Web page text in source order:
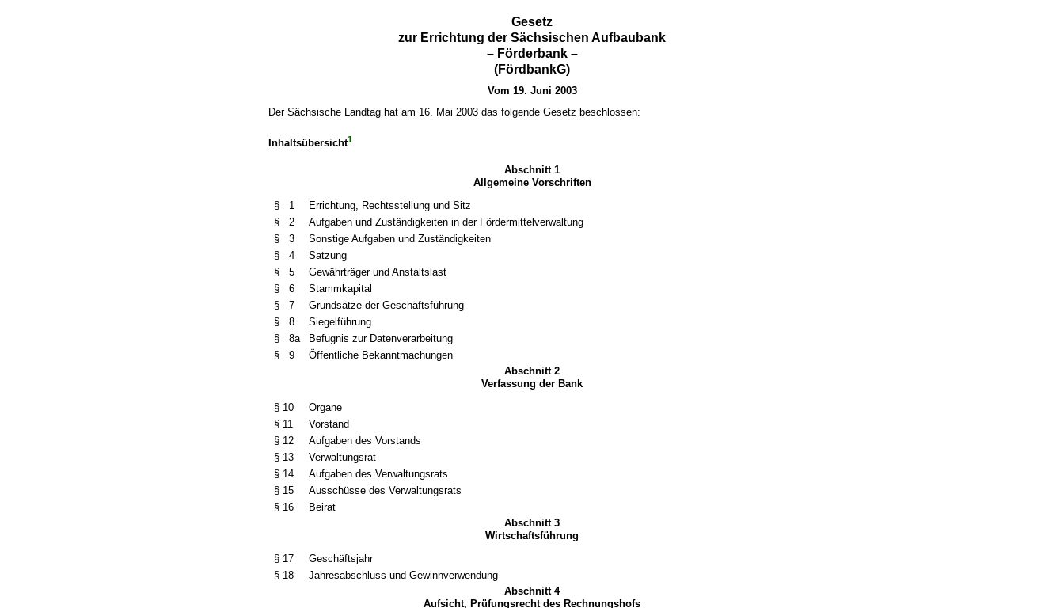
Gesetz
zur Errichtung der Sächsischen Aufbaubank
– Förderbank –
(FördbankG)
Vom 19. Juni 2003
Der Sächsische Landtag hat am 16. Mai 2003 das folgende Gesetz beschlossen:
Inhaltsübersicht1
Abschnitt 1
Allgemeine Vorschriften
§ 1
Errichtung, Rechtsstellung und Sitz
§ 2
Aufgaben und Zuständigkeiten in der Fördermittelverwaltung
§ 3
Sonstige Aufgaben und Zuständigkeiten
§ 4
Satzung
§ 5
Gewährträger und Anstaltslast
§ 6
Stammkapital
§ 7
Grundsätze der Geschäftsführung
§ 8
Siegelführung
§ 8a
Befugnis zur Datenverarbeitung
§ 9
Öffentliche Bekanntmachungen
Abschnitt 2
Verfassung der Bank
§ 10
Organe
§ 11
Vorstand
§ 12
Aufgaben des Vorstands
§ 13
Verwaltungsrat
§ 14
Aufgaben des Verwaltungsrats
§ 15
Ausschüsse des Verwaltungsrats
§ 16
Beirat
Abschnitt 3
Wirtschaftsführung
§ 17
Geschäftsjahr
§ 18
Jahresabschluss und Gewinnverwendung
Abschnitt 4
Aufsicht, Prüfungsrecht des Rechnungshofs